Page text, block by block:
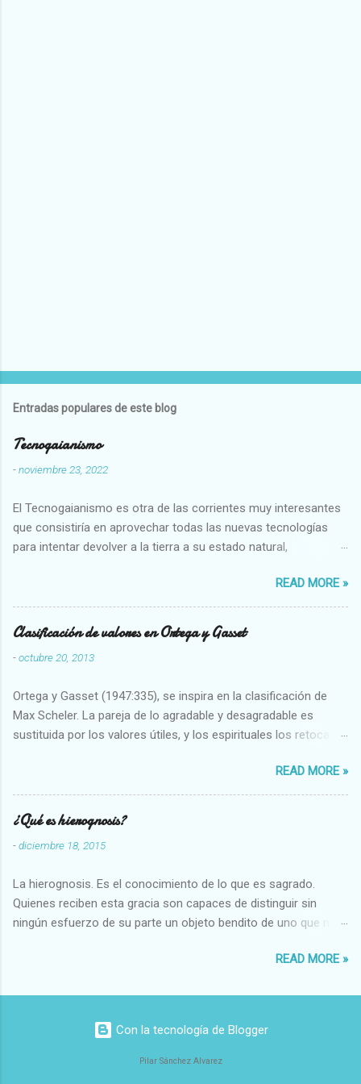
Entradas populares de este blog
Tecnogaianismo
-noviembre 23, 2022
El Tecnogaianismo es otra de las corrientes muy interesantes
que consistiría en aprovechar todas las nuevas tecnologías
para intentar devolver a la tierra a su estado natural,
READ MORE »
Clasificación de valores en Ortega y Gasset
-octubre 20, 2013
Ortega y Gasset (1947:335), se inspira en la clasificación de
Max Scheler. La pareja de lo agradable y desagradable es
sustituida por los valores útiles, y los espirituales los retoca.
Abundante-Escaso,etc 2 VITALES Sano-Enfermo Selecto-
Vulgar Enérgico-Inerte Fuerte-Débil,etc. 3 ESPIRITUALES a)
Intelectuales Conocimiento-Error Exacto-Aproximado
Evidente-Probable,etc b) Morales Bueno-malo Bondadoso-
malvado Justo-Injusto Escrupuloso-Relajado Leal-Desleal,etc.
Armonioso-Inarmonioso 4 RELIGIOSOS Santo-Pr...
READ MORE »
¿Qué es hierognosis?
-diciembre 18, 2015
La hierognosis. Es el conocimiento de lo que es sagrado.
Quienes reciben esta gracia son capaces de distinguir sin
ningún esfuerzo de su parte un objeto bendito de uno que no
READ MORE »
Con la tecnología de Blogger
Pilar Sánchez Alvarez